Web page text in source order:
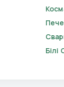
Білі